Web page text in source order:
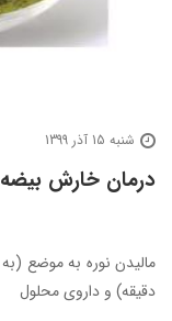
شنبه 15 آذر 1399
درمان خارش بیضه
دقیقه) و داروی محلول